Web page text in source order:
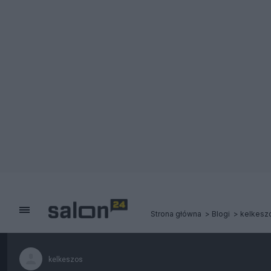
Strona główna Blogi
kelkeszos